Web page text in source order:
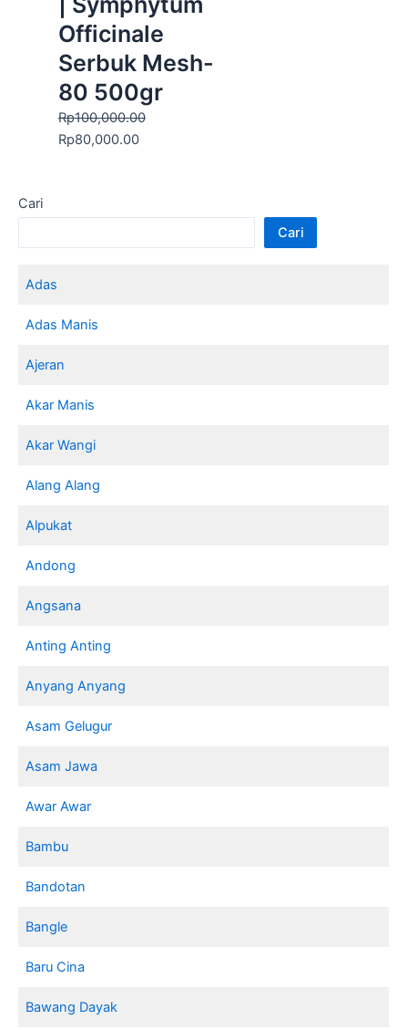
Cari
Cari
Adas
Adas Manis
Ajeran
Akar Manis
Akar Wangi
Alang Alang
Alpukat
Andong
Angsana
Anting Anting
Anyang Anyang
Asam Gelugur
Asam Jawa
Awar Awar
Bambu
Bandotan
Bangle
Baru Cina
Bawang Dayak
Officinale
Serbuk Mesh-
80 500gr
Rp100,000.00
Rp80,000.00